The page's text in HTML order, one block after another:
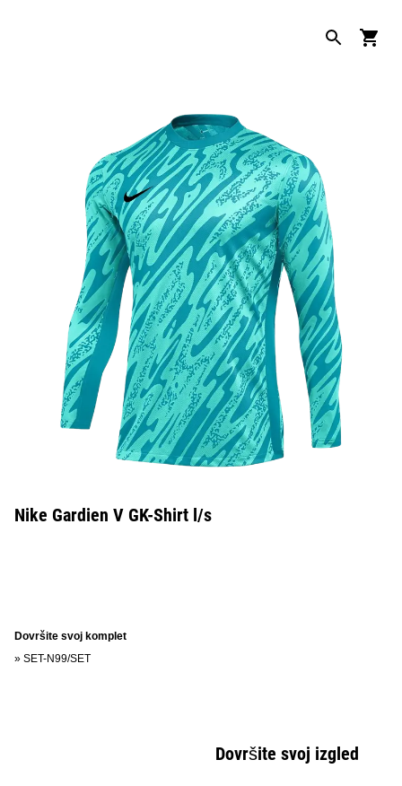
Nike Gardien V GK-Shirt l/s
Dovršite svoj komplet
» SET-N99/SET
Dovršite svoj izgled